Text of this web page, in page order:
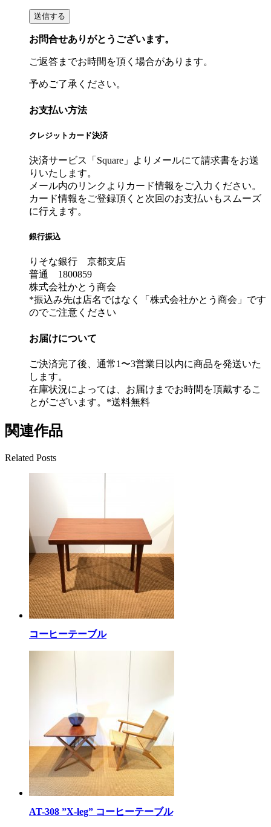
お問合せありがとうございます。
ご返答までお時間を頂く場合があります。
予めご了承ください。
お支払い方法
クレジットカード決済
決済サービス「Square」よりメールにて請求書をお送
りいたします。
メール内のリンクよりカード情報をご入力ください。
カード情報をご登録頂くと次回のお支払いもスムーズ
に行えます。
銀行振込
りそな銀行 京都支店
普通 1800859
株式会社かとう商会
*振込み先は店名ではなく「株式会社かとう商会」です
のでご注意ください
お届けについて
ご決済完了後、通常1〜3営業日以内に商品を発送いた
します。
在庫状況によっては、お届けまでお時間を頂戴するこ
とがございます。*送料無料
関連作品
Related Posts
コーヒーテーブル
AT-308 ”X-leg” コーヒーテーブル